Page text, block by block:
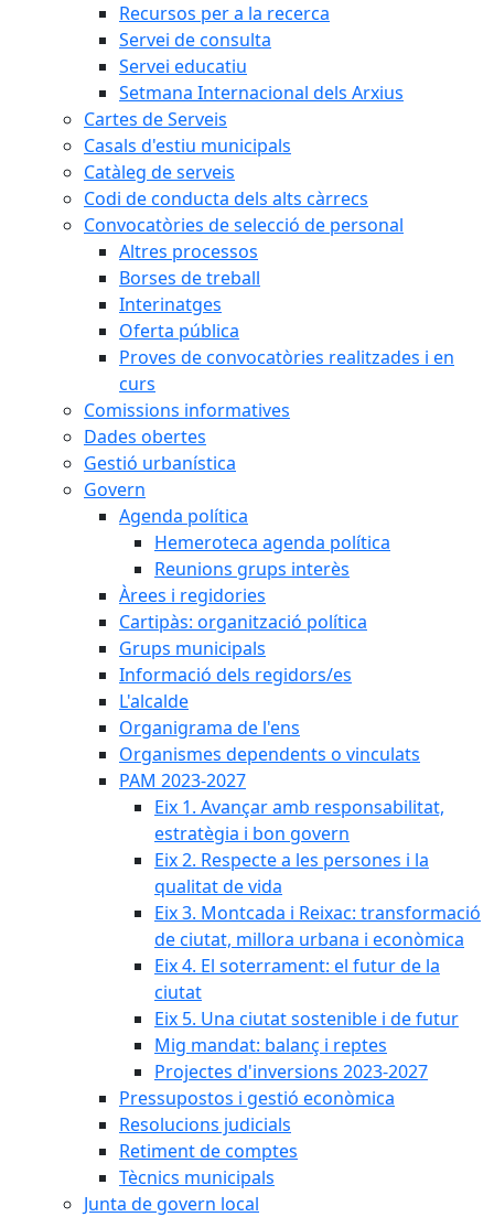
Recursos per a la recerca
Servei de consulta
Servei educatiu
Setmana Internacional dels Arxius
Cartes de Serveis
Casals d'estiu municipals
Catàleg de serveis
Codi de conducta dels alts càrrecs
Convocatòries de selecció de personal
Altres processos
Borses de treball
Interinatges
Oferta pública
Proves de convocatòries realitzades i en
curs
Comissions informatives
Dades obertes
Gestió urbanística
Govern
Agenda política
Hemeroteca agenda política
Reunions grups interès
Àrees i regidories
Cartipàs: organització política
Grups municipals
Informació dels regidors/es
L'alcalde
Organigrama de l'ens
Organismes dependents o vinculats
PAM 2023-2027
Eix 1. Avançar amb responsabilitat,
estratègia i bon govern
Eix 2. Respecte a les persones i la
qualitat de vida
Eix 3. Montcada i Reixac: transformació
de ciutat, millora urbana i econòmica
Eix 4. El soterrament: el futur de la
ciutat
Eix 5. Una ciutat sostenible i de futur
Mig mandat: balanç i reptes
Projectes d'inversions 2023-2027
Pressupostos i gestió econòmica
Resolucions judicials
Retiment de comptes
Tècnics municipals
Junta de govern local